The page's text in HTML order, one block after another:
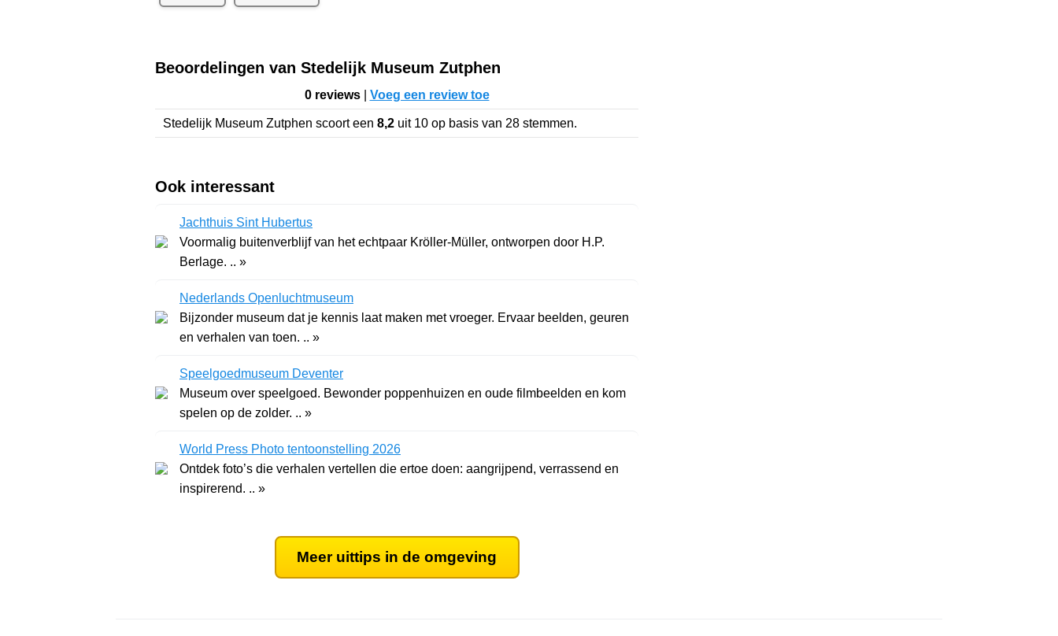
Beoordelingen van Stedelijk Museum Zutphen
0 reviews| Voeg een review toe
Stedelijk Museum Zutphen scoort een 8,2 uit 10 op basis van 28 stemmen.
Ook interessant
Jachthuis Sint Hubertus
Voormalig buitenverblijf van het echtpaar Kröller-Müller, ontworpen door H.P.
Berlage. .. »
Nederlands Openluchtmuseum
Bijzonder museum dat je kennis laat maken met vroeger. Ervaar beelden, geuren
en verhalen van toen. .. »
Speelgoedmuseum Deventer
Museum over speelgoed. Bewonder poppenhuizen en oude filmbeelden en kom
spelen op de zolder. .. »
World Press Photo tentoonstelling 2026
Ontdek foto’s die verhalen vertellen die ertoe doen: aangrijpend, verrassend en
inspirerend. .. »
Meer uittips in de omgeving